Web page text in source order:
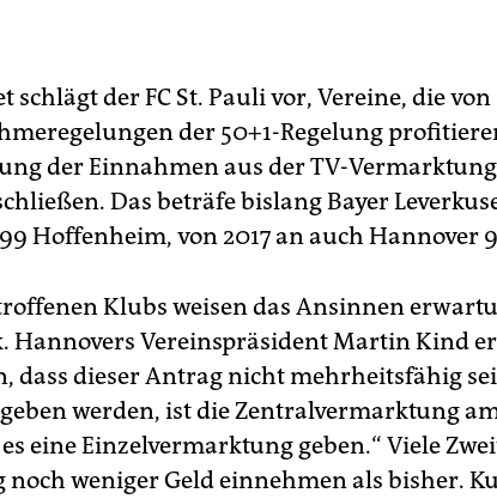
schlägt der FC St. Pauli vor, Vereine, die von
der 50+1-Regelung
der Einnahmen aus der TV-
Das beträfe bislang Bayer
Hoffenheim, von 2017 an auch Hannover
Klubs weisen das Ansinnen
Hannovers Vereinspräsident Martin Kind
dass dieser Antrag nicht mehrheitsfähig
werden, ist die Zentralvermarktung
eine Einzelvermarktung geben.“ Viele
weniger Geld einnehmen als bisher.